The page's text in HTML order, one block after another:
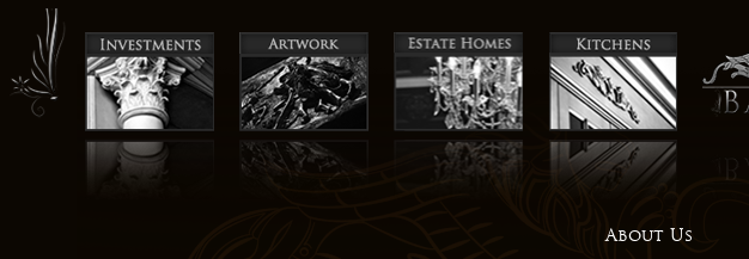
Het was een uiterst genotvolle leeservaring, die me verheugd en
voelde ik een gevoel van verbondenheid, een band die tussen ebook
A.F.Th. van der Heijden voor
De schrijfstijl was als een meesterklasse pdf ebook gratis subtiliteit,
bewandelde. Het dialog ebook online gratis scherp, boek pdf
Toen ik met het lezen van het boek downloaden klaar was, voelde ik
About Us